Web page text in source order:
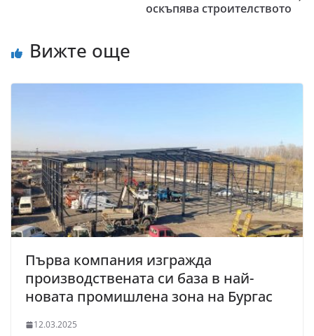
оскъпява строителството
Вижте още
Първа компания изгражда
производствената си база в най-
новата промишлена зона на Бургас
12.03.2025